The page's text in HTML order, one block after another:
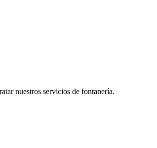
nuestros servicios de fontanería.